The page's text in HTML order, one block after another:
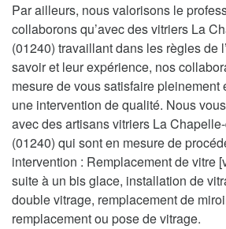
Par ailleurs, nous valorisons le
collaborons qu’avec des vitriers La
(01240) travaillant dans les règles de
savoir et leur expérience, nos
mesure de vous satisfaire pleinement
une intervention de qualité. Nous
avec des artisans vitriers La
(01240) qui sont en mesure de
intervention : Remplacement de vitre
suite à un bis glace, installation de
double vitrage, remplacement de
remplacement ou pose de vitrage.